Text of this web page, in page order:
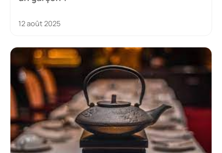
12 août 2025